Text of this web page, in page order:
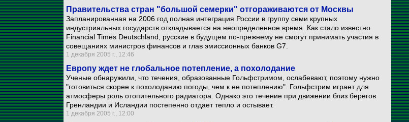
Правительства стран "большой семерки" отгораживаются от Москвы
Запланированная на 2006 год полная интеграция России в группу семи крупных
индустриальных государств откладывается на неопределенное время. Как стало известно
Financial Times Deutschland, русские в будущем по-прежнему не смогут принимать участия в
совещаниях министров финансов и глав эмиссионных банков G7.
1 декабря 2005 г., 12:46
Европу ждет не глобальное потепление, а похолодание
Ученые обнаружили, что течения, образованные Гольфстримом, ослабевают, поэтому нужно
"готовиться скорее к похолоданию погоды, чем к ее потеплению". Гольфстрим играет для
атмосферы роль отопительного радиатора. Однако это течение при движении близ берегов
Гренландии и Исландии постепенно отдает тепло и остывает.
1 декабря 2005 г., 12:00